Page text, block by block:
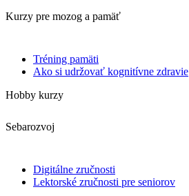
Kurzy pre mozog a pamäť
Tréning pamäti
Ako si udržovať kognitívne zdravie
Hobby kurzy
Sebarozvoj
Digitálne zručnosti
Lektorské zručnosti pre seniorov